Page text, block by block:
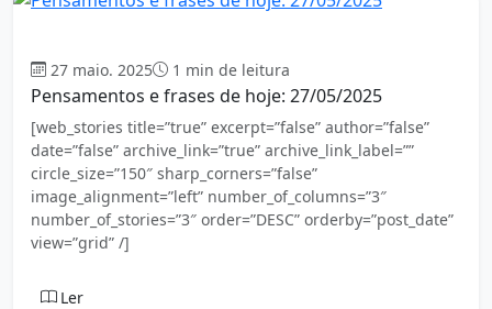
27 maio. 2025 1 min de leitura
Pensamentos e frases de hoje: 27/05/2025
[web_stories title=”true” excerpt=”false” author=”false”
date=”false” archive_link=”true” archive_link_label=””
circle_size=”150″ sharp_corners=”false”
image_alignment=”left” number_of_columns=”3″
number_of_stories=”3″ order=”DESC” orderby=”post_date”
view=”grid” /]
Ler